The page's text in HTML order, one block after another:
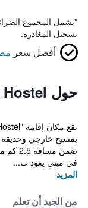
*يشمل المجموع
تسجيل المغادرة.
أفضل سعر
حول Yez Yez Yez All Good Hostel
في مبنى يعود ت...
المزيد
من الجيد أن تعلم